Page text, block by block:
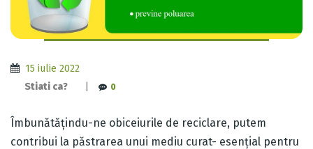
15 iulie 2022
Stiati ca?
0
Îmbunătățindu-ne obiceiurile de reciclare, putem
contribui la păstrarea unui mediu curat- esenţial pentru